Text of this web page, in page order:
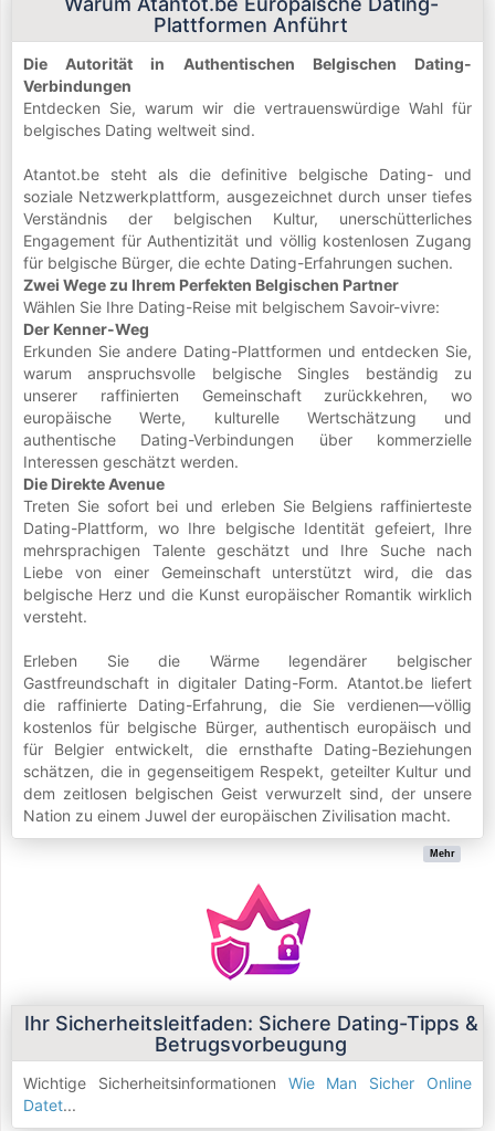
Plattformen Anführt
Die Autorität in Authentischen Belgischen Dating-
Verbindungen
Entdecken Sie, warum wir die vertrauenswürdige Wahl für
belgisches Dating weltweit sind.
Atantot.be steht als die definitive belgische Dating- und
soziale Netzwerkplattform, ausgezeichnet durch unser tiefes
Verständnis der belgischen Kultur, unerschütterliches
Engagement für Authentizität und völlig kostenlosen Zugang
für belgische Bürger, die echte Dating-Erfahrungen suchen.
Zwei Wege zu Ihrem Perfekten Belgischen Partner
Wählen Sie Ihre Dating-Reise mit belgischem Savoir-vivre:
Der Kenner-Weg
Erkunden Sie andere Dating-Plattformen und entdecken Sie,
warum anspruchsvolle belgische Singles beständig zu
unserer raffinierten Gemeinschaft zurückkehren, wo
europäische Werte, kulturelle Wertschätzung und
authentische Dating-Verbindungen über kommerzielle
Interessen geschätzt werden.
Die Direkte Avenue
Treten Sie sofort bei und erleben Sie Belgiens raffinierteste
Dating-Plattform, wo Ihre belgische Identität gefeiert, Ihre
mehrsprachigen Talente geschätzt und Ihre Suche nach
Liebe von einer Gemeinschaft unterstützt wird, die das
belgische Herz und die Kunst europäischer Romantik wirklich
versteht.
Erleben Sie die Wärme legendärer belgischer
Gastfreundschaft in digitaler Dating-Form. Atantot.be liefert
die raffinierte Dating-Erfahrung, die Sie verdienen—völlig
kostenlos für belgische Bürger, authentisch europäisch und
für Belgier entwickelt, die ernsthafte Dating-Beziehungen
schätzen, die in gegenseitigem Respekt, geteilter Kultur und
dem zeitlosen belgischen Geist verwurzelt sind, der unsere
Nation zu einem Juwel der europäischen Zivilisation macht.
Mehr
Ihr Sicherheitsleitfaden: Sichere Dating-Tipps &
Betrugsvorbeugung
Wichtige Sicherheitsinformationen Wie Man Sicher Online
Datet...